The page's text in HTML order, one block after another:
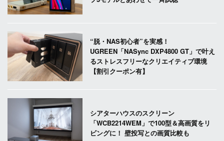
“脱・NAS初心者”を実感！
UGREEN「NASync DXP4800 GT」で叶え
るストレスフリーなクリエイティブ環境
【割引クーポン有】
シアターハウスのスクリーン
「WCB2214WEM」で100型＆高画質をリ
ビングに！ 壁投写との画質比較も